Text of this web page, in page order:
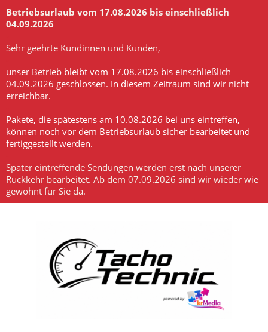
Betriebsurlaub vom 17.08.2026 bis einschließlich
04.09.2026
Sehr geehrte Kundinnen und Kunden,
unser Betrieb bleibt vom 17.08.2026 bis einschließlich
04.09.2026 geschlossen. In diesem Zeitraum sind wir nicht
erreichbar.
Pakete, die spätestens am 10.08.2026 bei uns eintreffen,
können noch vor dem Betriebsurlaub sicher bearbeitet und
fertiggestellt werden.
Später eintreffende Sendungen werden erst nach unserer
Rückkehr bearbeitet. Ab dem 07.09.2026 sind wir wieder wie
gewohnt für Sie da.